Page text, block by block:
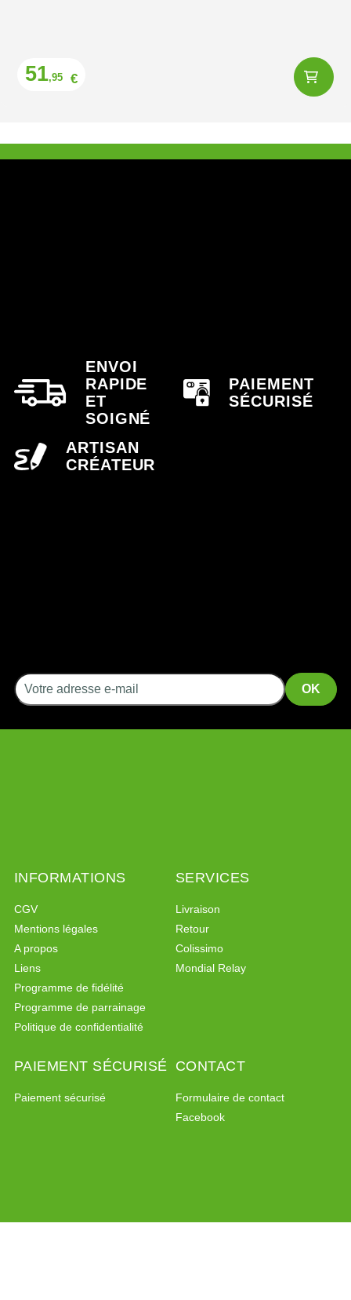
51,95 €
ENVOI
RAPIDE
ET
SOIGNÉ
PAIEMENT
SÉCURISÉ
ARTISAN
CRÉATEUR
INFORMATIONS
CGV
Mentions légales
A propos
Liens
Programme de fidélité
Programme de parrainage
Politique de confidentialité
SERVICES
Livraison
Retour
Colissimo
Mondial Relay
PAIEMENT SÉCURISÉ
Paiement sécurisé
CONTACT
Formulaire de contact
Facebook